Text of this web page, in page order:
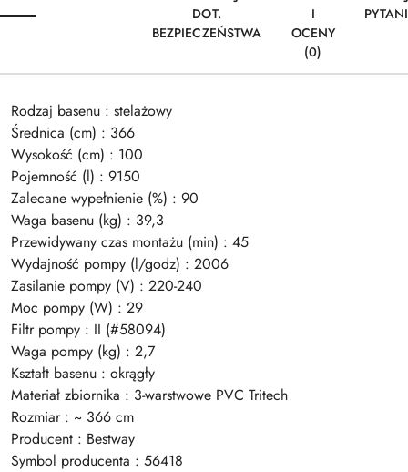
DOT.
BEZPIECZEŃSTWA
I
OCENY
(0)
Rodzaj basenu : stelażowy
Średnica (cm) : 366
Wysokość (cm) : 100
Pojemność (l) : 9150
Zalecane wypełnienie (%) : 90
Waga basenu (kg) : 39,3
Przewidywany czas montażu (min) : 45
Wydajność pompy (l/godz) : 2006
Zasilanie pompy (V) : 220-240
Moc pompy (W) : 29
Filtr pompy : II (#58094)
Waga pompy (kg) : 2,7
Kształt basenu : okrągły
Materiał zbiornika : 3-warstwowe PVC Tritech
Rozmiar : ~ 366 cm
Producent : Bestway
Symbol producenta : 56418